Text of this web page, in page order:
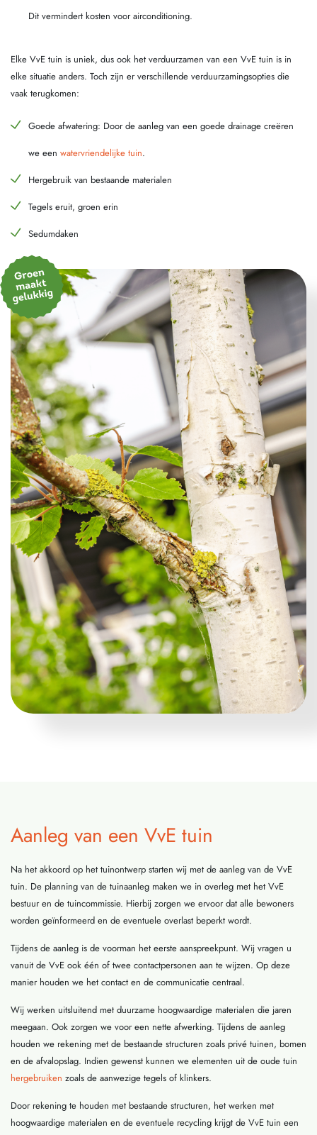
Dit vermindert kosten voor airconditioning.
Elke VvE tuin is uniek, dus ook het verduurzamen van een VvE tuin is in
elke situatie anders. Toch zijn er verschillende verduurzamingsopties die
vaak terugkomen:
Goede afwatering: Door de aanleg van een goede drainage creëren
we een watervriendelijke tuin.
Hergebruik van bestaande materialen
Tegels eruit, groen erin
Sedumdaken
Aanleg van een VvE tuin
Na het akkoord op het tuinontwerp starten wij met de aanleg van de VvE
tuin. De planning van de tuinaanleg maken we in overleg met het VvE
bestuur en de tuincommissie. Hierbij zorgen we ervoor dat alle bewoners
worden geïnformeerd en de eventuele overlast beperkt wordt.
Tijdens de aanleg is de voorman het eerste aanspreekpunt. Wij vragen u
vanuit de VvE ook één of twee contactpersonen aan te wijzen. Op deze
manier houden we het contact en de communicatie centraal.
Wij werken uitsluitend met duurzame hoogwaardige materialen die jaren
meegaan. Ook zorgen we voor een nette afwerking. Tijdens de aanleg
houden we rekening met de bestaande structuren zoals privé tuinen, bomen
en de afvalopslag. Indien gewenst kunnen we elementen uit de oude tuin
hergebruiken zoals de aanwezige tegels of klinkers.
Door rekening te houden met bestaande structuren, het werken met
hoogwaardige materialen en de eventuele recycling krijgt de VvE tuin een